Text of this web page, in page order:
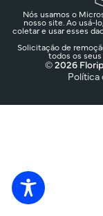
Nós usamos o
nosso site. Ao usá-
coletar e usar esses
Solicitação de
todos os seus
© 2026
Política